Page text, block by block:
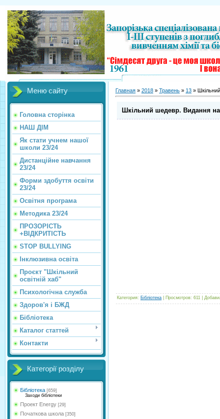
Меню сайту
Головна сторінка
НАШ ДІМ
Як стати учнем нашої
школи 23/24
Дистанційне навчання
23/24
Форми здобуття освіти
23/24
Освітня програма
Методика 23/24
ПРОЗОРІСТЬ
+ВІДКРИТІСТЬ
STOP BULLYING
Інклюзивна освіта
Проєкт "Шкільний
освітній хаб"
Психологічна служба
Здоров'я і БЖД
Бібліотека
Каталог статтей
Контакти
Категорії розділу
Бібліотека [659]
Заходи бібліотеки
Проект Energy [29]
Початкова школа [350]
Главная » 2018 » Травень » 13 »
Шкільний шедевр. Видання
Категория: Бібліотека Просмотров: 611